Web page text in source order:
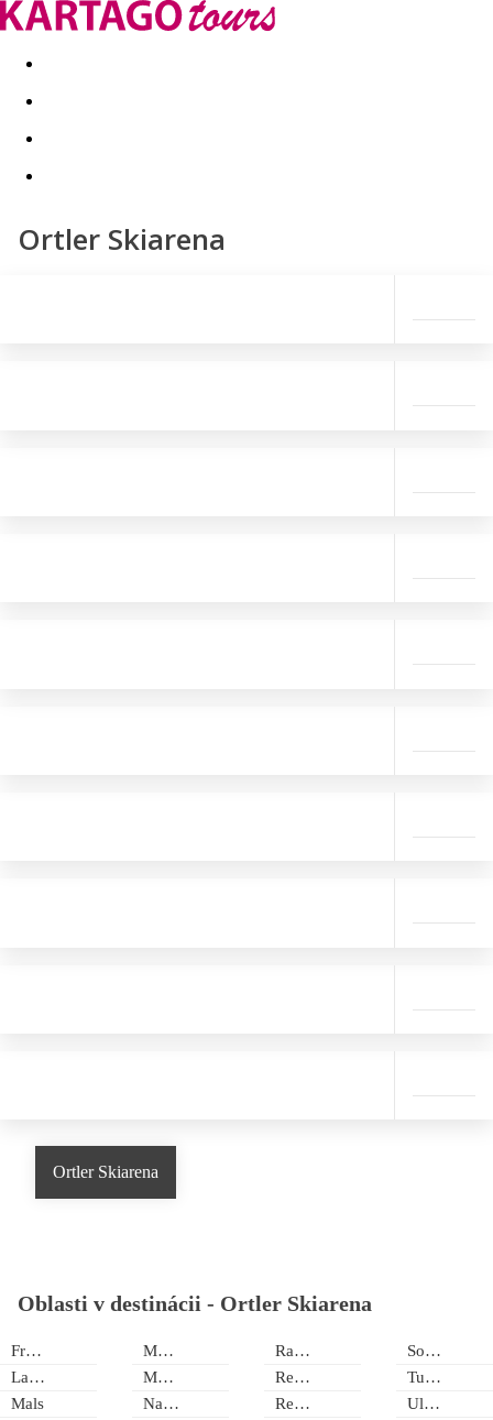
Last minute Dovolenkové kluby
Ortler Skiarena
Ortler Skiarena
Oblasti v destinácii - Ortler Skiarena
Freienfeld
Latsch
Mals
Merano 2000
Monte Cavallo
Naturns
Ratschings
Reinswald
Reschenpass
Solda/Trafoi
Tubre
Ultimo